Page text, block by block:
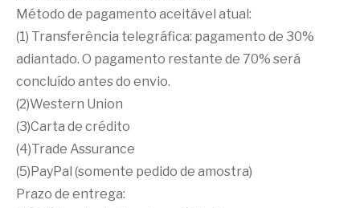
Método de pagamento aceitável atual:
(1) Transferência telegráfica: pagamento de 30%
adiantado. O pagamento restante de 70% será
concluído antes do envio.
(2)Western Union
(3)Carta de crédito
(4)Trade Assurance
(5)PayPal (somente pedido de amostra)
Prazo de entrega: